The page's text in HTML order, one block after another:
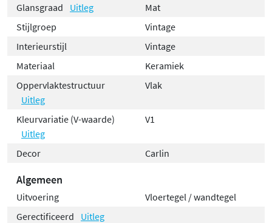
Glansgraad
Uitleg
Mat
Stijlgroep
Vintage
Interieurstijl
Vintage
Materiaal
Keramiek
Oppervlaktestructuur
Uitleg
Vlak
Kleurvariatie (V-waarde)
Uitleg
V1
Decor Carlin
Algemeen
Uitvoering
Vloertegel / wandtegel
Gerectificeerd
Uitleg